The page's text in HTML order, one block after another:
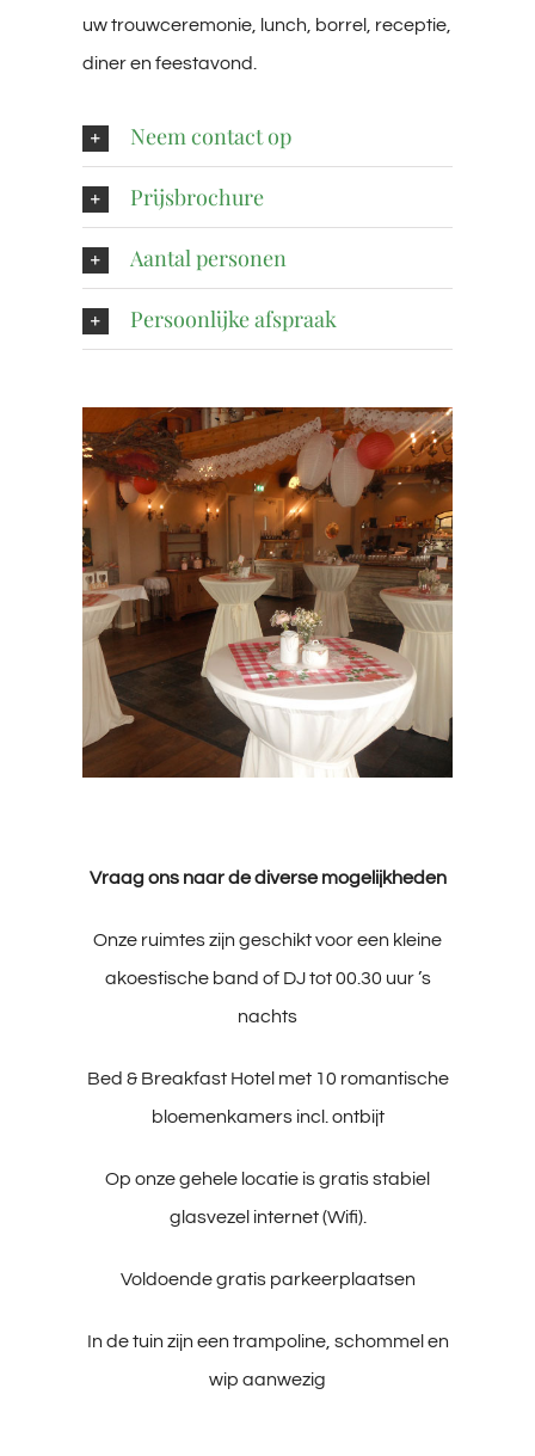
uw trouwceremonie, lunch, borrel, receptie,
diner en feestavond.
Neem contact op
Prijsbrochure
Aantal personen
Persoonlijke afspraak
Vraag ons naar de diverse mogelijkheden
Onze ruimtes zijn geschikt voor een kleine
akoestische band of DJ tot 00.30 uur ’s
nachts
Bed & Breakfast Hotel met 10 romantische
bloemenkamers incl. ontbijt
Op onze gehele locatie is gratis stabiel
glasvezel internet (Wifi).
Voldoende gratis parkeerplaatsen
In de tuin zijn een trampoline, schommel en
wip aanwezig